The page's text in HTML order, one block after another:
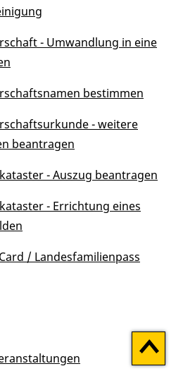
- Umwandlung in eine
bestimmen
- weitere
beantragen
- Auszug beantragen
- Errichtung eines
/ Landesfamilienpass
Zum